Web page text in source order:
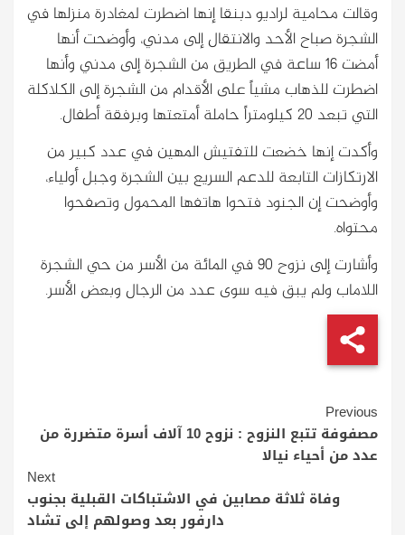
وقالت محامية لراديو دبنقا إنها اضطرت لمغادرة منزلها في
الشجرة صباح الأحد والانتقال إلى مدني، وأوضحت أنها
أمضت 16 ساعة في الطريق من الشجرة إلى مدني وأنها
اضطرت للذهاب مشياً على الأقدام من الشجرة إلى الكلاكلة
التي تبعد 20 كيلومتراً حاملة أمتعتها وبرفقة أطفال.
وأكدت إنها خضعت للتفتيش المهين في عدد كبير من
الارتكازات التابعة للدعم السريع بين الشجرة وجبل أولياء،
وأوضحت إن الجنود فتحوا هاتفها المحمول وتصفحوا
محتواه.
وأشارت إلى نزوح 90 في المائة من الأسر من حي الشجرة
اللاماب ولم يبق فيه سوى عدد من الرجال وبعض الأسر.
Continue
Reading
Previous
مصفوفة تتبع النزوح : نزوح 10 آلاف أسرة متضررة من
عدد من أحياء نيالا
Next
وفاة ثلاثة مصابين في الاشتباكات القبلية بجنوب
دارفور بعد وصولهم إلى تشاد